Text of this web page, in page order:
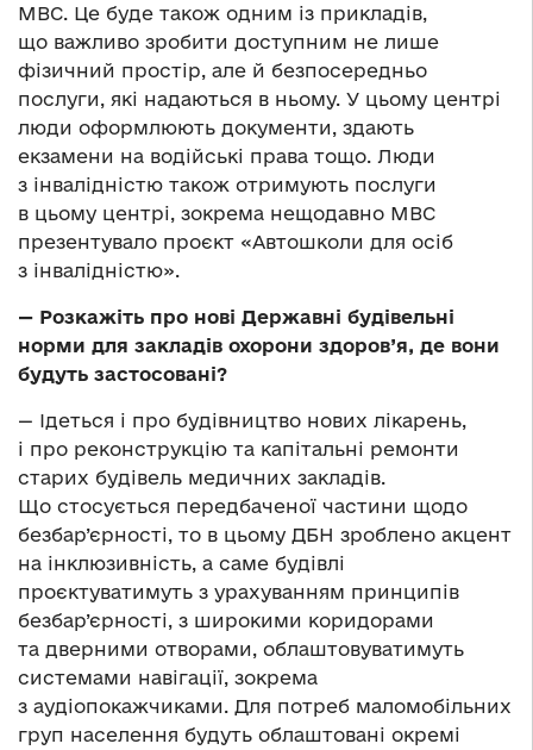
МВС. Це буде також одним із прикладів,
що важливо зробити доступним не лише
фізичний простір, але й безпосередньо
послуги, які надаються в ньому. У цьому центрі
люди оформлюють документи, здають
екзамени на водійські права тощо. Люди
з інвалідністю також отримують послуги
в цьому центрі, зокрема нещодавно МВС
презентувало проєкт «Автошколи для осіб
з інвалідністю».
— Розкажіть про нові Державні будівельні
норми для закладів охорони здоров’я, де вони
будуть застосовані?
— Ідеться і про будівництво нових лікарень,
і про реконструкцію та капітальні ремонти
старих будівель медичних закладів.
Що стосується передбаченої частини щодо
безбар’єрності, то в цьому ДБН зроблено акцент
на інклюзивність, а саме будівлі
проєктуватимуть з урахуванням принципів
безбар’єрності, з широкими коридорами
та дверними отворами, облаштовуватимуть
системами навігації, зокрема
з аудіопокажчиками. Для потреб маломобільних
груп населення будуть облаштовані окремі